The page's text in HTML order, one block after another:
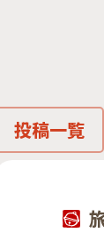
投稿一覧